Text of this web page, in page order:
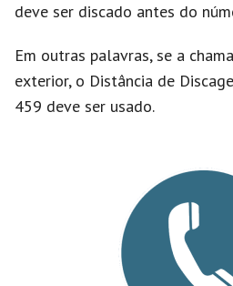
deve ser discado antes do
Em outras palavras, se a
exterior, o Distância de
459 deve ser usado.